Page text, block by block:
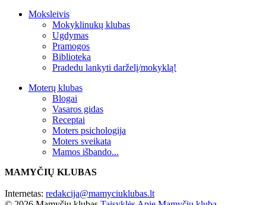
Moksleivis
Mokyklinukų klubas
Ugdymas
Pramogos
Biblioteka
Pradedu lankyti darželį/mokyklą!
Moterų klubas
Blogai
Vasaros gidas
Receptai
Moters psichologija
Moters sveikata
Mamos išbando...
MAMYČIŲ KLUBAS
Internetas: redakcija@mamyciuklubas.lt